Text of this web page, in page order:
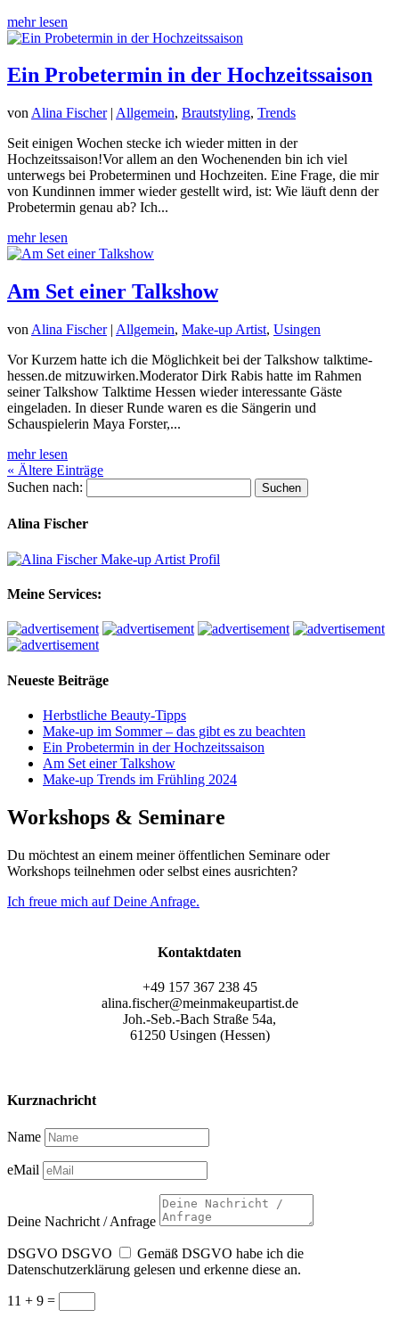
mehr lesen
Ein Probetermin in der Hochzeitssaison
von Alina Fischer| Allgemein, Brautstyling, Trends
Seit einigen Wochen stecke ich wieder mitten in der
Hochzeitssaison!Vor allem an den Wochenenden bin ich viel
unterwegs bei Probeterminen und Hochzeiten. Eine Frage, die mir
von Kundinnen immer wieder gestellt wird, ist: Wie läuft denn der
Probetermin genau ab? Ich...
mehr lesen
Am Set einer Talkshow
von Alina Fischer| Allgemein, Make-up Artist, Usingen
Vor Kurzem hatte ich die Möglichkeit bei der Talkshow talktime-
hessen.de mitzuwirken.Moderator Dirk Rabis hatte im Rahmen
seiner Talkshow Talktime Hessen wieder interessante Gäste
eingeladen. In dieser Runde waren es die Sängerin und
Schauspielerin Maya Forster,...
mehr lesen
« Ältere Einträge
Suchen nach:
Alina Fischer
Meine Services:
Neueste Beiträge
Herbstliche Beauty-Tipps
Make-up im Sommer – das gibt es zu beachten
Ein Probetermin in der Hochzeitssaison
Am Set einer Talkshow
Make-up Trends im Frühling 2024
Workshops & Seminare
Du möchtest an einem meiner öffentlichen Seminare oder
Workshops teilnehmen oder selbst eines ausrichten?
Ich freue mich auf Deine Anfrage.
Kontaktdaten
+49 157 367 238 45
alina.fischer@meinmakeupartist.de
Joh.-Seb.-Bach Straße 54a,
61250 Usingen (Hessen)
Kurznachricht
Name
eMail
Deine Nachricht / Anfrage
DSGVO DSGVO
Gemäß DSGVO habe ich die
Datenschutzerklärung gelesen und erkenne diese an.
11 + 9 =